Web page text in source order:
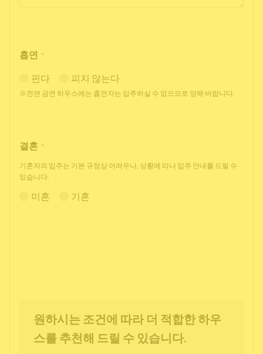
흡연 *
핀다 피지 않는다
※전면 금연 하우스에는 흡연자는 입주하실 수 없으므로 양해 바랍니다.
결혼 *
기혼자의 입주는 기본 규정상 어려우나, 상황에 따나 입주 안내를 드릴 수
있습니다.
미혼 기혼
원하시는 조건에 따라 더 적합한 하우
스를 추천해 드릴 수 있습니다.